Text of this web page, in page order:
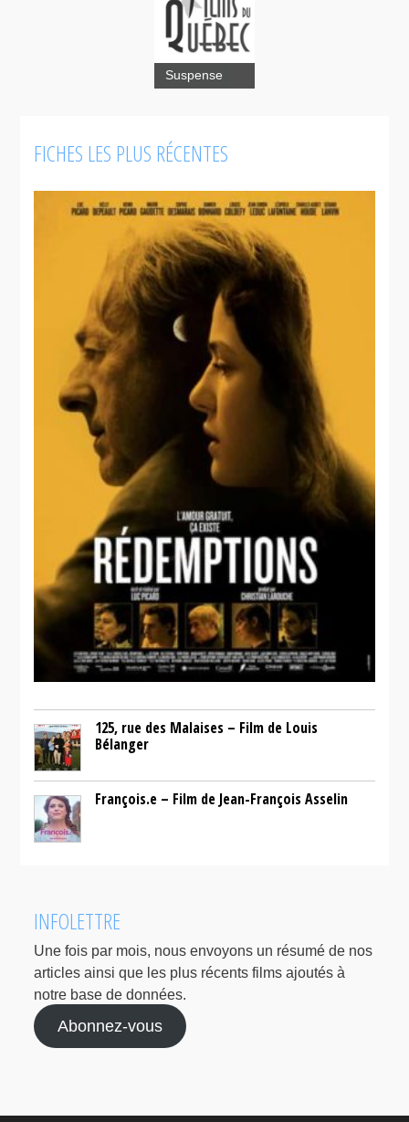
La Marque
Suspense
FICHES LES PLUS RÉCENTES
125, rue des Malaises – Film de Louis
Bélanger
François.e – Film de Jean-François Asselin
INFOLETTRE
Une fois par mois, nous envoyons un résumé de nos
articles ainsi que les plus récents films ajoutés à
notre base de données.
Abonnez-vous